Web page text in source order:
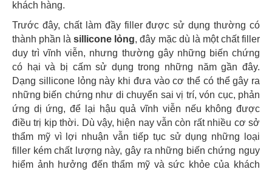
khách hàng.
Trước đây, chất làm đầy filler được sử dụng thường có
thành phần làsillicone lỏng, đây mặc dù là một chất filler
duy trì vĩnh viễn, nhưng thường gây những biến chứng
có hại và bị cấm sử dụng trong những năm gần đây.
Dạng sillicone lỏng này khi đưa vào cơ thể có thể gây ra
những biến chứng như di chuyển sai vị trí, vón cục, phản
ứng dị ứng, để lại hậu quả vĩnh viễn nếu không được
điều trị kịp thời. Dù vậy, hiện nay vẫn còn rất nhiều cơ sở
thẩm mỹ vì lợi nhuận vẫn tiếp tục sử dụng những loại
filler kém chất lượng này, gây ra những biến chứng nguy
hiểm ảnh hưởng đến thẩm mỹ và sức khỏe của khách